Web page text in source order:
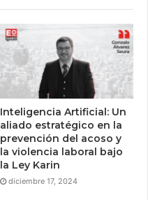
Inteligencia Artificial: Un
aliado estratégico en la
prevención del acoso y
la violencia laboral bajo
la Ley Karin
diciembre 17, 2024